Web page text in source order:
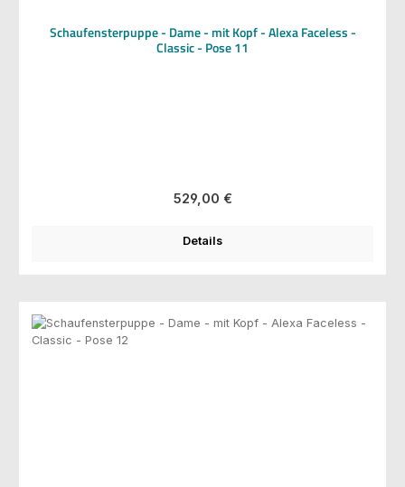
Schaufensterpuppe - Dame - mit Kopf - Alexa Faceless -
Classic - Pose 11
Regulärer Preis:
529,00 €
Details